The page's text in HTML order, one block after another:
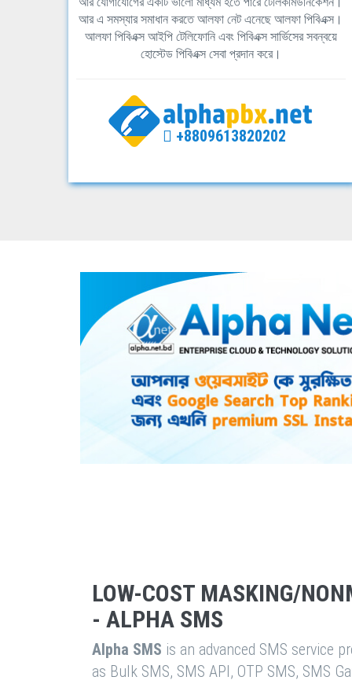
আর এ সমস্যার সমাধান করতে আলফা নেট এনেছে আলফা পিবিএক্স।
আলফা পিবিএক্স আইপি টেলিফোনি এবং পিবিএক্স সার্ভিসের সবন্বয়ে
হোস্টেড পিবিএক্স সেবা প্রদান করে।
+8809613820202
LOW-COST MASKING/
- ALPHA SMS
Alpha SMS is an advanced SMS service
as Bulk SMS, SMS API, OTP SMS, SMS